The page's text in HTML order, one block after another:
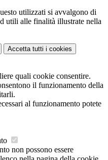
utilizzati si avvalgono di
utili alle finalità illustrate nella
Accetta tutti i cookies
quali cookie consentire.
il funzionamento della
al funzionamento potete
non possono essere